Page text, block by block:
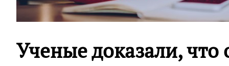
Ученые доказали, что